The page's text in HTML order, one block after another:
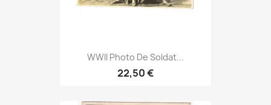
WWII Photo De Soldat...
22,50 €